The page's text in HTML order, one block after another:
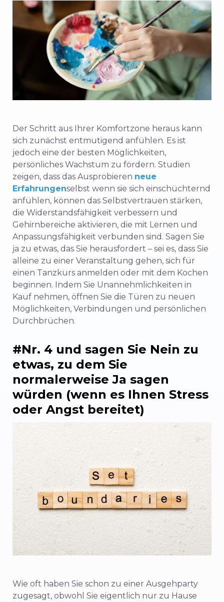
Der Schritt aus Ihrer Komfortzone heraus kann
sich zunächst entmutigend anfühlen. Es ist
jedoch eine der besten Möglichkeiten,
persönliches Wachstum zu fördern. Studien
zeigen, dass das Ausprobieren neue
Erfahrungenselbst wenn sie sich einschüchternd
anfühlen, können das Selbstvertrauen stärken,
die Widerstandsfähigkeit verbessern und
Gehirnbereiche aktivieren, die mit Lernen und
Anpassungsfähigkeit verbunden sind. Sagen Sie
ja zu etwas, das Sie herausfordert – sei es, dass Sie
alleine zu einer Veranstaltung gehen, sich für
einen Tanzkurs anmelden oder mit dem Kochen
beginnen. Indem Sie Unannehmlichkeiten in
Kauf nehmen, öffnen Sie die Türen zu neuen
Möglichkeiten, Verbindungen und persönlichen
Durchbrüchen.
#Nr. 4 und sagen Sie Nein zu
etwas, zu dem Sie
normalerweise Ja sagen
würden (wenn es Ihnen Stress
oder Angst bereitet)
Wie oft haben Sie schon zu einer Ausgehparty
zugesagt, obwohl Sie eigentlich nur zu Hause